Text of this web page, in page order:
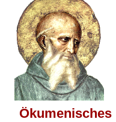
Ökumenisches